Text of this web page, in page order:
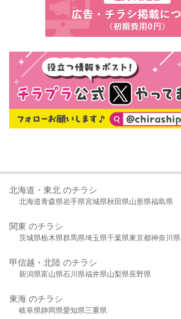
北海道・東北 のチラシ
北海道青森県岩手県宮城県秋田県山形県福島県
関東 のチラシ
茨城県栃木県群馬県埼玉県千葉県東京都神奈川県
甲信越・北陸 のチラシ
新潟県富山県石川県福井県山梨県長野県
東海 のチラシ
岐阜県静岡県愛知県三重県